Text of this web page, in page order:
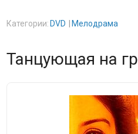
Категории: DVD Мелодрама
Танцующая на